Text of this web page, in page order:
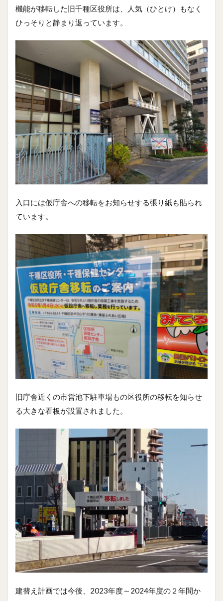
機能が移転した旧千種区役所は、人気（ひとけ）もなく
ひっそりと静まり返っています。
入口には仮庁舎への移転をお知らせする張り紙も貼られ
ています。
旧庁舎近くの市営池下駐車場もの区役所の移転を知らせ
る大きな看板が設置されました。
建替え計画では今後、2023年度～2024年度の２年間か